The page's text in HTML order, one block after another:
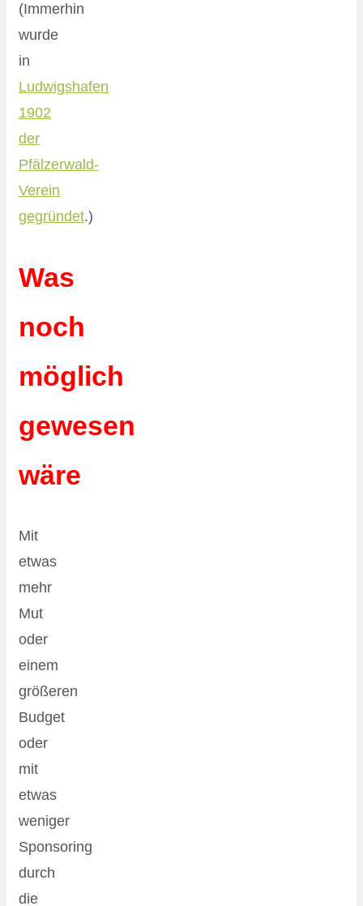
(Immerhin
wurde
in
Ludwigshafen
1902
der
Pfälzerwald-
Verein
gegründet.)
Was
noch
möglich
gewesen
wäre
Mit
etwas
mehr
Mut
oder
einem
größeren
Budget
oder
mit
etwas
weniger
Sponsoring
durch
die